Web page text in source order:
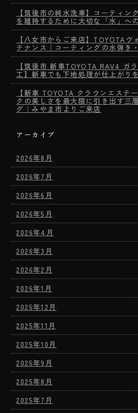
【筑後市の純水洗車】コーティン
を維持するために大切な「水」へ
【八女市からご来店】TOYOTAヴ
テナンス｜コーティングの水弾き
【筑後市 新車TOYOTA RAV4 ガ
工】新車でも下地処理が仕上がり
【新車 TOYOTA クラウンエステ
クの美しさを最大限に引き出す三
グ｜みやま市よりご来店
アーカイブ
2026年8月
2026年7月
2026年6月
2026年5月
2026年4月
2026年3月
2026年2月
2026年1月
2025年12月
2025年11月
2025年10月
2025年9月
2025年8月
2025年7月